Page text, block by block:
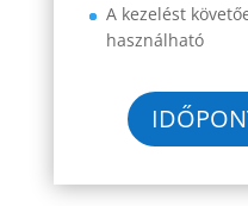
A kezelést
használható